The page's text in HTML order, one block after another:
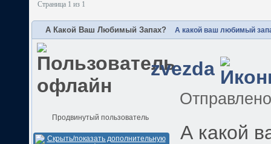
Страница 1 из 1
А Какой Ваш Любимый Запах? А какой ваш любимый
zvezda
Продвинутый пользователь
А какой